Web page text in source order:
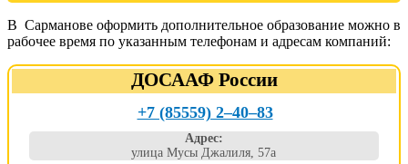
В Сарманове оформить дополнительное образование можно в
рабочее время по указанным телефонам и адресам компаний:
ДОСААФ России
+7 (85559) 2‒40‒83
Адрес:
улица Мусы Джалиля, 57а